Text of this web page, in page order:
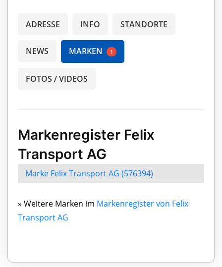
ADRESSE INFO STANDORTE
NEWS MARKEN 1
FOTOS / VIDEOS
Markenregister Felix
Transport AG
Marke Felix Transport AG (576394)
» Weitere Marken im Markenregister von Felix
Transport AG